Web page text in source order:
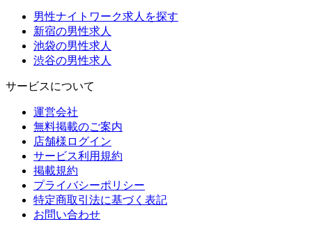
男性ナイトワーク求人を探す
新宿の男性求人
池袋の男性求人
渋谷の男性求人
サービスについて
運営会社
無料掲載のご案内
店舗様ログイン
サービス利用規約
掲載規約
プライバシーポリシー
特定商取引法に基づく表記
お問い合わせ